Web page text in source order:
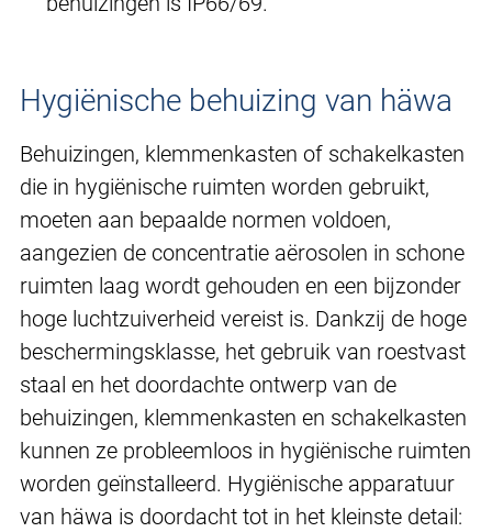
Hygiënische behuizing van häwa
Behuizingen, klemmenkasten of schakelkasten
die in hygiënische ruimten worden gebruikt,
moeten aan bepaalde normen voldoen,
aangezien de concentratie aërosolen in schone
ruimten laag wordt gehouden en een bijzonder
hoge luchtzuiverheid vereist is. Dankzij de hoge
beschermingsklasse, het gebruik van roestvast
staal en het doordachte ontwerp van de
behuizingen, klemmenkasten en schakelkasten
kunnen ze probleemloos in hygiënische ruimten
worden geïnstalleerd. Hygiënische apparatuur
van häwa is doordacht tot in het kleinste detail: